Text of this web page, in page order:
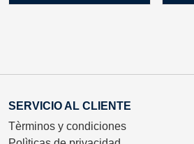
SERVICIO AL CLIENTE
Tèrminos y condiciones